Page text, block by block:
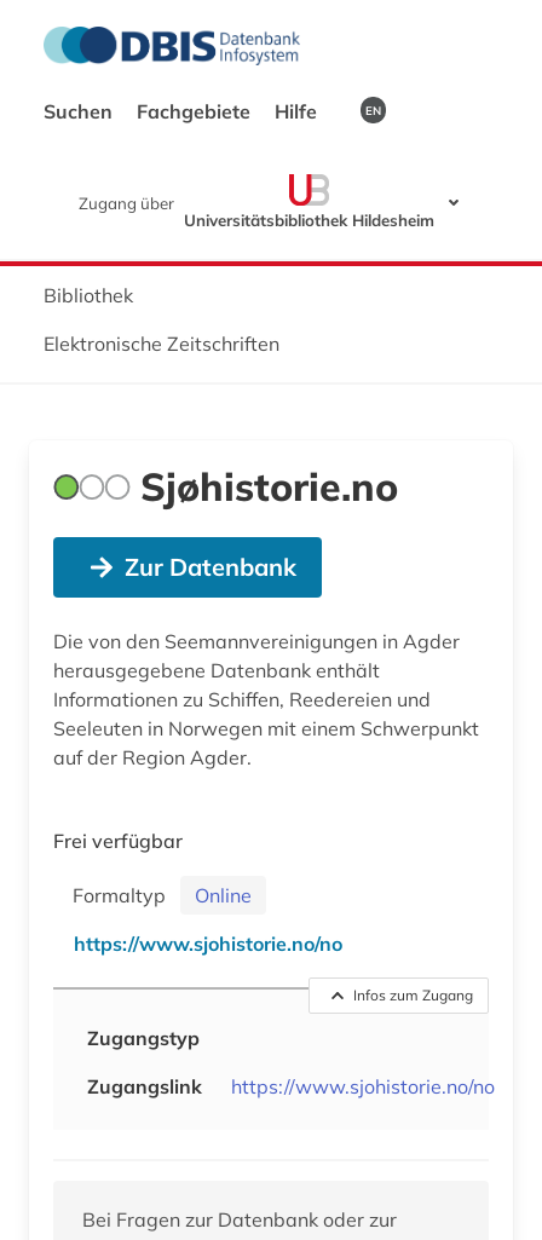
Suchen Fachgebiete Hilfe EN
Zugang über
Universitätsbibliothek Hildesheim
Bibliothek
Elektronische Zeitschriften
Sjøhistorie.no
Zur Datenbank
Die von den Seemannvereinigungen in Agder
herausgegebene Datenbank enthält
Informationen zu Schiffen, Reedereien und
Seeleuten in Norwegen mit einem Schwerpunkt
auf der Region Agder.
Frei verfügbar
Formaltyp
Online
https://www.sjohistorie.no/no
Infos zum Zugang
Zugangstyp
Zugangslink
https://www.sjohistorie.no/no
Bei Fragen zur Datenbank oder zur